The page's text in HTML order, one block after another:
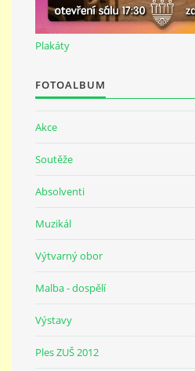
Pohořelice
691 23
Plakáty
FOTOALBUM
Akce
Soutěže
Absolventi
Muzikál
Výtvarný obor
Malba - dospělí
Výstavy
Ples ZUŠ 2012